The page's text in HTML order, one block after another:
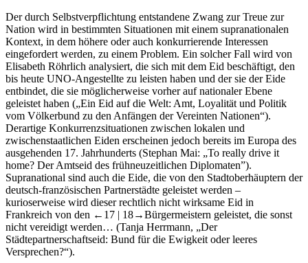
Der durch Selbstverpflichtung entstandene Zwang zur Treue zur
Nation wird in bestimmten Situationen mit einem supranationalen
Kontext, in dem höhere oder auch konkurrierende Interessen
eingefordert werden, zu einem Problem. Ein solcher Fall wird von
Elisabeth Röhrlich analysiert, die sich mit dem Eid beschäftigt, den
bis heute UNO-Angestellte zu leisten haben und der sie der Eide
entbindet, die sie möglicherweise vorher auf nationaler Ebene
geleistet haben („Ein Eid auf die Welt: Amt, Loyalität und Politik
vom Völkerbund zu den Anfängen der Vereinten Nationen“).
Derartige Konkurrenzsituationen zwischen lokalen und
zwischenstaatlichen Eiden erscheinen jedoch bereits im Europa des
ausgehenden 17. Jahrhunderts (Stephan Mai: „To really drive it
home? Der Amtseid des frühneuzeitlichen Diplomaten”).
Supranational sind auch die Eide, die von den Stadtoberhäuptern der
deutsch-französischen Partnerstädte geleistet werden –
kurioserweise wird dieser rechtlich nicht wirksame Eid in
Frankreich von den ←17 | 18→Bürgermeistern geleistet, die sonst
nicht vereidigt werden… (Tanja Herrmann, „Der
Städtepartnerschaftseid: Bund für die Ewigkeit oder leeres
Versprechen?“).